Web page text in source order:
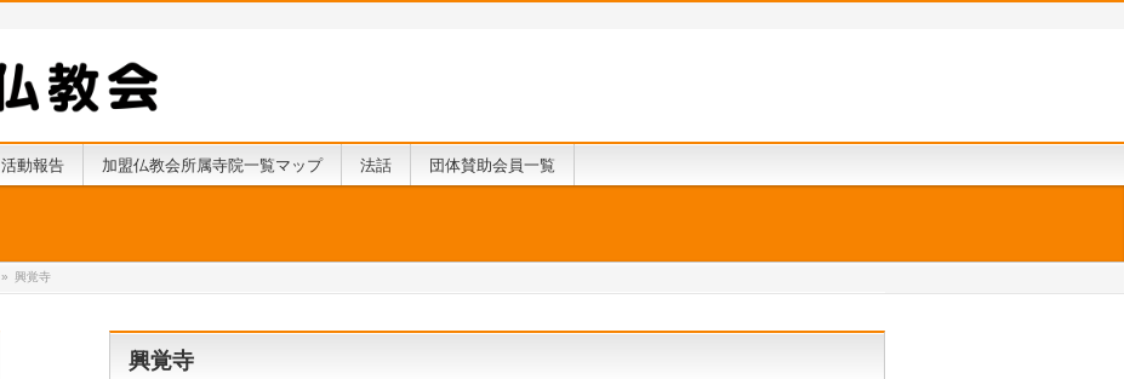
活動報告 加盟仏教会所属寺院一覧マップ 法話 団体賛助会員一覧
» 興覚寺
興覚寺